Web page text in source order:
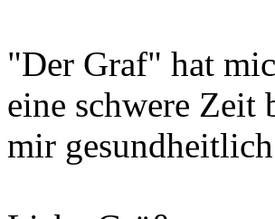
"Der Graf" hat
eine schwere Zeit
mir